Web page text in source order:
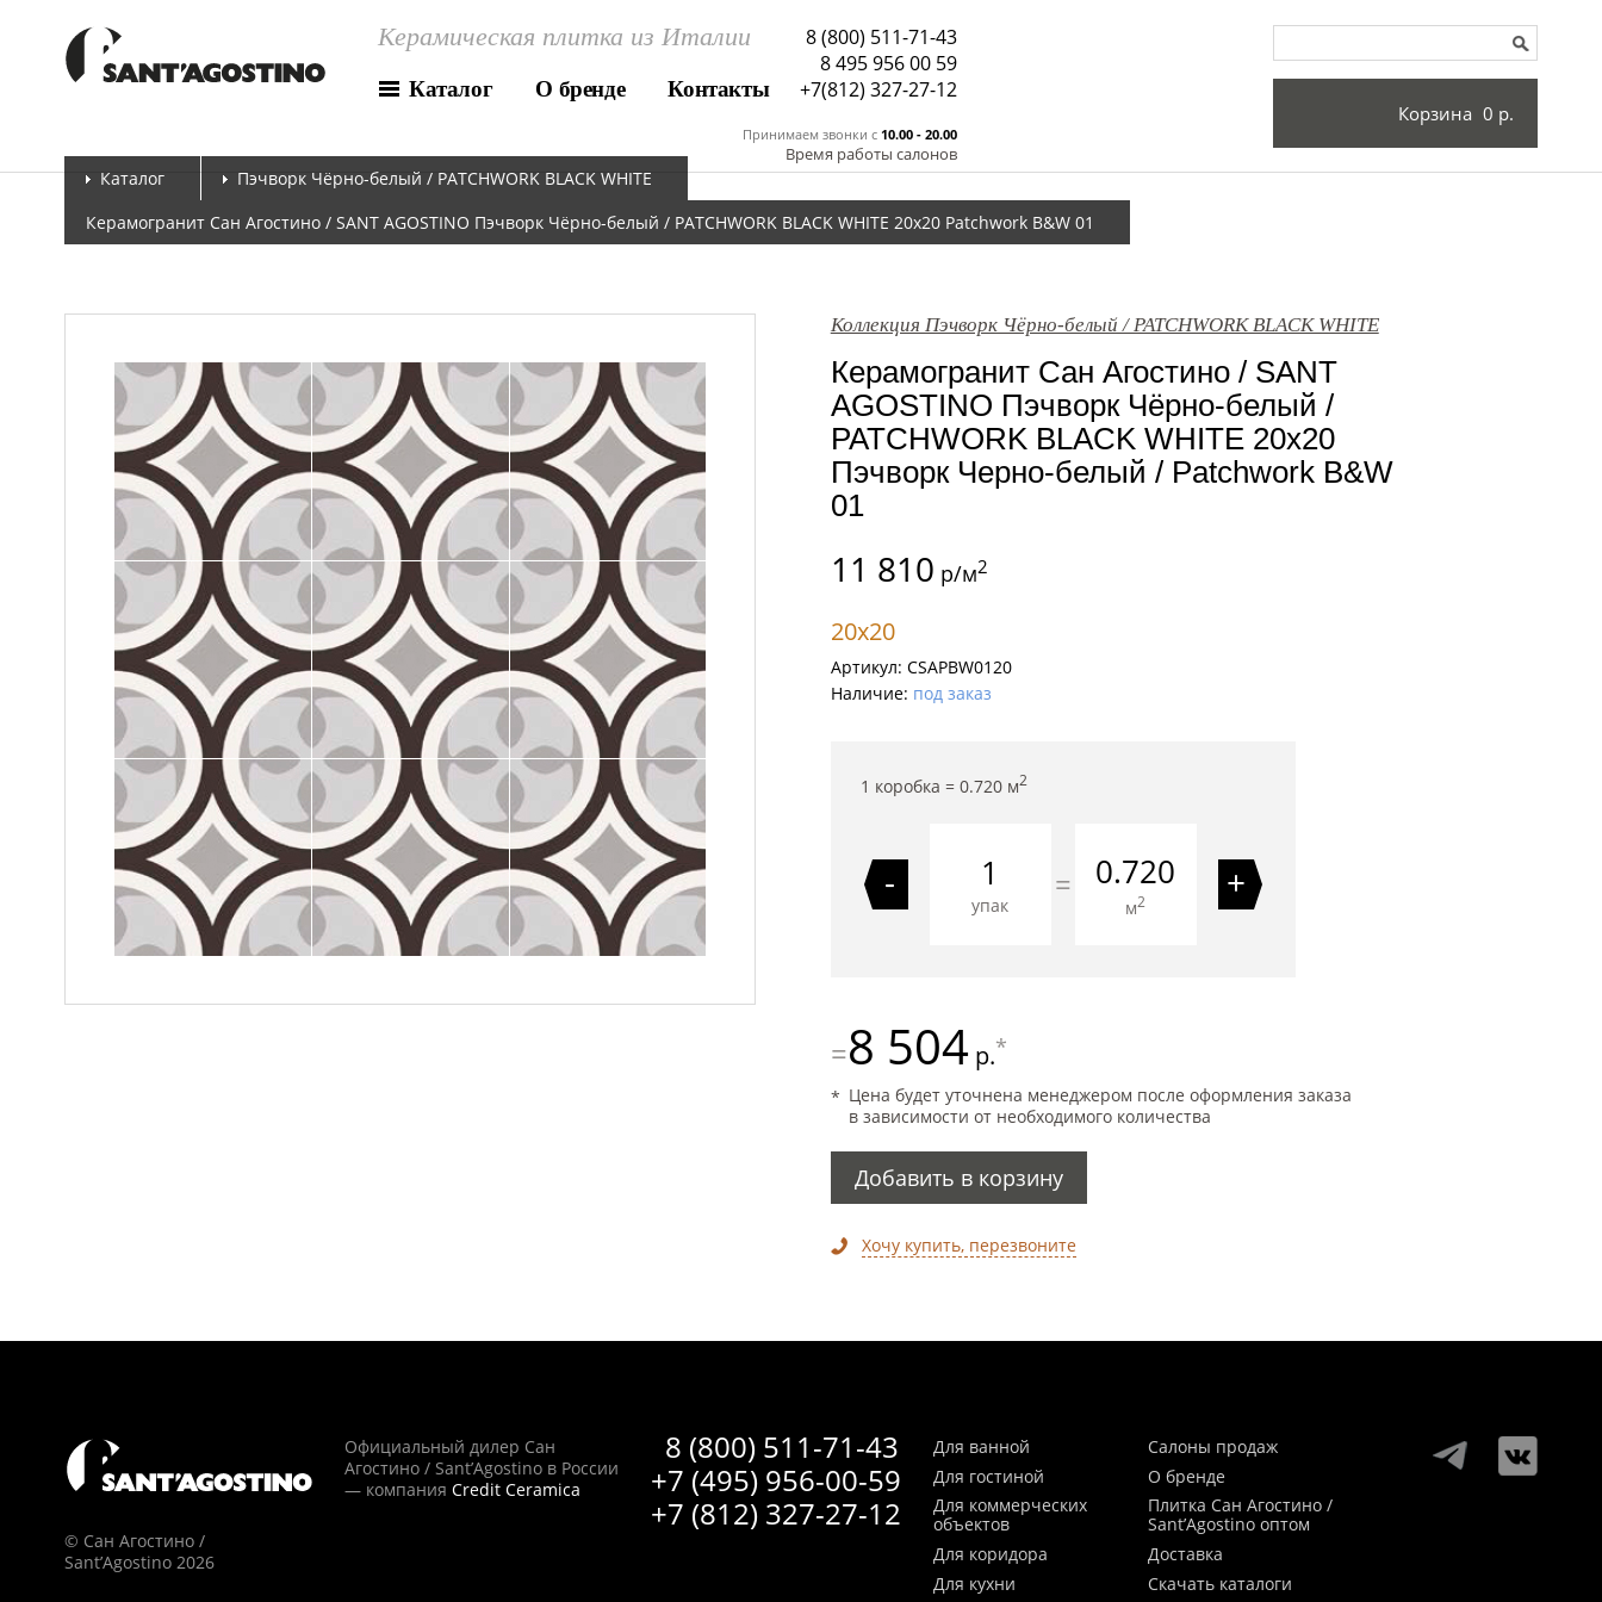
Керамическая плитка из Италии
Каталог О бренде Контакты
8 (800) 511-71-43
8 495 956 00 59
Принимаем звонки c 10.00 - 20.00
Время работы салонов
+7(812) 327-27-12
Корзина 0 р.
Каталог
Пэчворк Чёрно-белый / PATCHWORK BLACK WHITE
Керамогранит Сан Агостино / SANT AGOSTINO Пэчворк Чёрно-белый / PATCHWORK BLACK WHITE 20x20 Patchwork B&W 01
Коллекция Пэчворк Чёрно-белый / PATCHWORK BLACK WHITE
Керамогранит Сан Агостино / SANT
AGOSTINO Пэчворк Чёрно-белый /
PATCHWORK BLACK WHITE 20x20
Пэчворк Черно-белый / Patchwork B&W
01
11 810 р/м2
20x20
Артикул: CSAPBW0120
Наличие: под заказ
1 коробка = 0.720м2
-
упак
= 0.720
м2 +
=8 504 р.*
Цена будет уточнена менеджером после оформления заказа
в зависимости от необходимого количества
Добавить в корзину
Хочу купить, перезвоните
© Сан Агостино /
Sant’Agostino 2026
8 (800) 511-71-43
+7 (495) 956-00-59
+7 (812) 327-27-12
Официальный дилер Сан
Агостино / Sant’Agostino в России
— компания Credit Ceramica
Для ванной
Для гостиной
Для коммерческих
объектов
Для коридора
Для кухни
Салоны продаж
О бренде
Плитка Сан Агостино /
Sant’Agostino оптом
Доставка
Скачать каталоги